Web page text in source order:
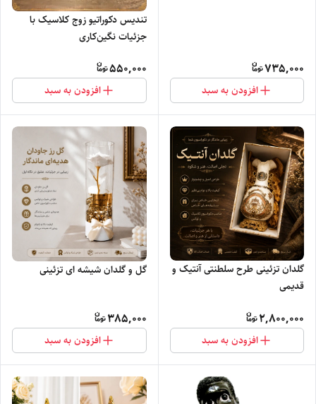
735,000
افزودن به سبد
تندیس دکوراتیو زوج کلاسیک با
جزئیات نگین‌کاری
550,000
افزودن به سبد
گلدان تزئینی طرح سلطنتی آنتیک و
قدیمی
2,800,000
افزودن به سبد
گل و گلدان شیشه ای تزئینی
385,000
افزودن به سبد